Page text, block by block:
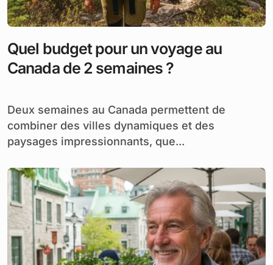
Quel budget pour un voyage au
Canada de 2 semaines ?
Deux semaines au Canada permettent de
combiner des villes dynamiques et des
paysages impressionnants, que...